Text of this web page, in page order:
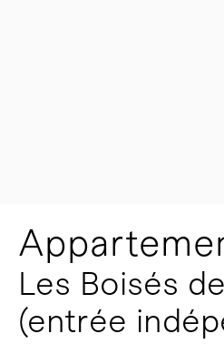
Les Boisés
(entrée